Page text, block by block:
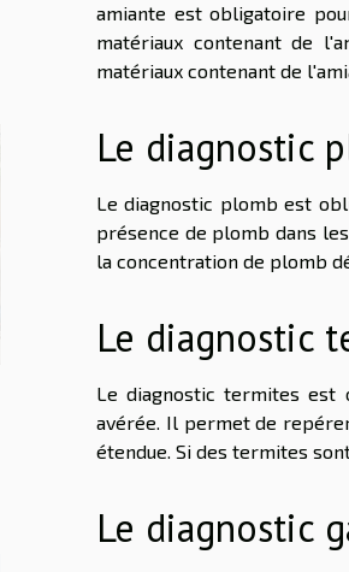
amiante est obligatoire
matériaux contenant de
matériaux contenant de
Le diagnostic
Le diagnostic plomb est
présence de plomb dans
la concentration de plomb
Le diagnostic
Le diagnostic termites est
avérée. Il permet de
étendue. Si des termites
Le diagnostic